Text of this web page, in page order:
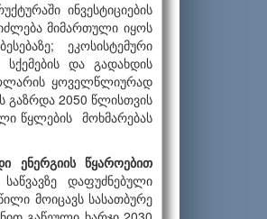
ინვესტიციების
მიმართული იყოს
ეკოსისტემური
და გადახდის
ყოველწლიურად
გაზრდა 2050 წლისთვის
წყლების მოხმარებას
ენერგიის წყაროებით
დაფუძნებული
მოიცავს სასათბურე